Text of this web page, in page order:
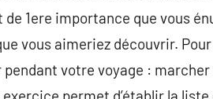
1ere importance que vous
vous aimeriez découvrir.
votre voyage : marcher